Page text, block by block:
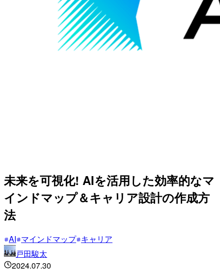
未来を可視化! AIを活用した効率的なマ
インドマップ＆キャリア設計の作成方
法
AI マインドマップ キャリア
戸田駿太
2024.07.30